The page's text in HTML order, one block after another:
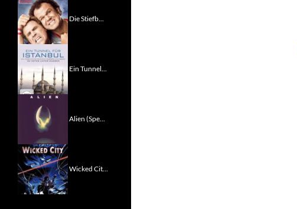
Die Stiefb...
Ein Tunnel...
Alien (Spe...
Wicked Cit...